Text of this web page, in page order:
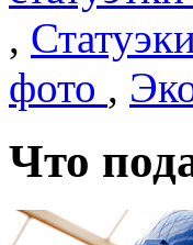
,
фото ,
Что